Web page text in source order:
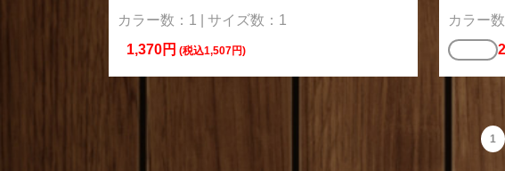
カラー数：1 | サイズ数：1
1,370円 (税込1,507円)
カラー
1